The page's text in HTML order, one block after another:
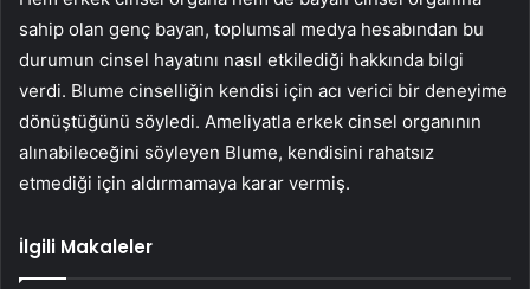
sahip olan genç bayan, toplumsal medya hesabından bu
durumun cinsel hayatını nasıl etkilediği hakkında bilgi
verdi. Blume cinselliğin kendisi için acı verici bir deneyime
dönüştüğünü söyledi. Ameliyatla erkek cinsel organının
alınabileceğini söyleyen Blume, kendisini rahatsız
etmediği için aldırmamaya karar vermiş.
İlgili Makaleler